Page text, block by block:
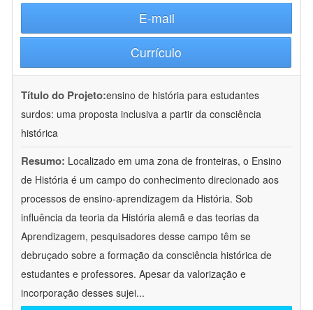
E-mail
Currículo
Título do Projeto:ensino de história para estudantes
surdos: uma proposta inclusiva a partir da consciência
histórica
Resumo: Localizado em uma zona de fronteiras, o Ensino
de História é um campo do conhecimento direcionado aos
processos de ensino-aprendizagem da História. Sob
influência da teoria da História alemã e das teorias da
Aprendizagem, pesquisadores desse campo têm se
debruçado sobre a formação da consciência histórica de
estudantes e professores. Apesar da valorização e
incorporação desses sujei...